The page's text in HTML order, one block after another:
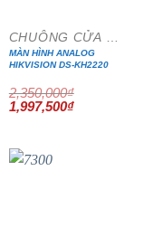
CHUÔNG CỬA MÀN HÌNH
MÀN HÌNH ANALOG
HIKVISION DS-KH2220
2,350,000₫
Giá
gốc
1,997,500₫Giá